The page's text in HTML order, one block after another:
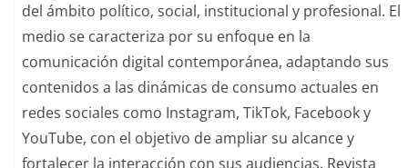
del ámbito político, social, institucional y profesional. El
medio se caracteriza por su enfoque en la
comunicación digital contemporánea, adaptando sus
contenidos a las dinámicas de consumo actuales en
redes sociales como Instagram, TikTok, Facebook y
YouTube, con el objetivo de ampliar su alcance y
fortalecer la interacción con sus audiencias. Revista